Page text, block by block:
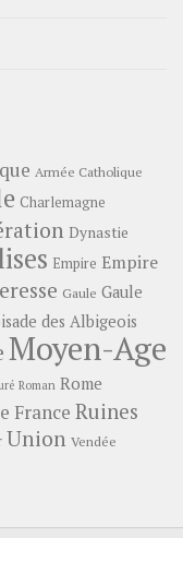
Armée Catholique
Charlemagne
Dynastie
Empire Empire
Gaule Gaule
des Albigeois
Moyen-Age
Roman Rome
France Ruines
Union Vendée